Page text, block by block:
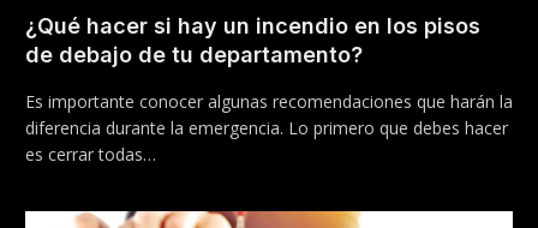
¿Qué hacer si hay un incendio en los pisos
de debajo de tu departamento?
Es importante conocer algunas recomendaciones que harán la
diferencia durante la emergencia. Lo primero que debes hacer
es cerrar todas…